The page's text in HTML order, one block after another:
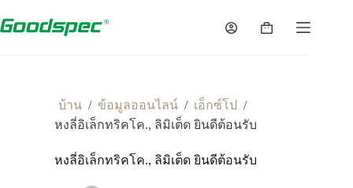
บ้าน / ข้อมูลออนไลน์ / เอ็กซ์โป
/
หงลี่อิเล็กทริคโค., ลิมิเต็ด ยินดีต้อนรับ
หงลี่อิเล็กทริคโค., ลิมิเต็ด ยินดีต้อนรับ